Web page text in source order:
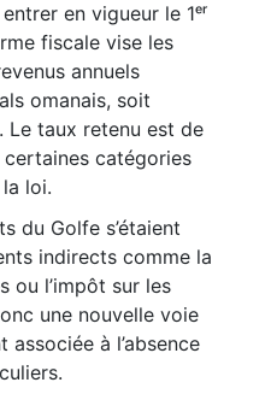
en vigueur le 1ᵉʳ
fiscale vise les
annuels
omanais, soit
Le taux retenu est de
catégories
loi.
du Golfe s’étaient
indirects comme la
ou l’impôt sur les
une nouvelle voie
à l’absence